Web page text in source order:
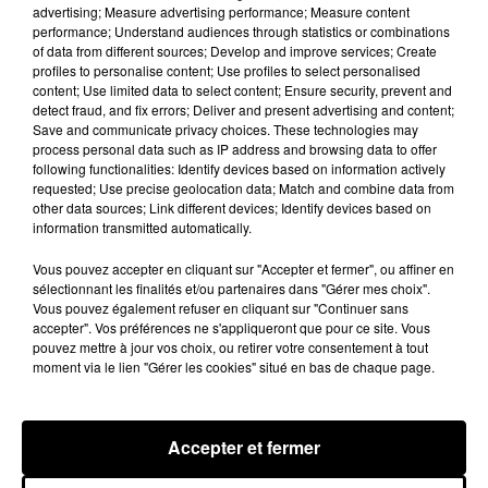
Publié : 5 juillet 2018 à 8h15 par Clément Gwizdz
Fil actus
5 août 2026
Coulda Shoulda Woulda »
advertising; Measure advertising performance; Measure content
performance; Understand audiences through statistics or combinations
of data from different sources; Develop and improve services; Create
profiles to personalise content; Use profiles to select personalised
content; Use limited data to select content; Ensure security, prevent and
detect fraud, and fix errors; Deliver and present advertising and content;
Save and communicate privacy choices. These technologies may
process personal data such as IP address and browsing data to offer
following functionalities: Identify devices based on information actively
requested; Use precise geolocation data; Match and combine data from
other data sources; Link different devices; Identify devices based on
information transmitted automatically.
Vous pouvez accepter en cliquant sur "Accepter et fermer", ou affiner en
sélectionnant les finalités et/ou partenaires dans "Gérer mes choix".
Vous pouvez également refuser en cliquant sur "Continuer sans
accepter". Vos préférences ne s'appliqueront que pour ce site. Vous
pouvez mettre à jour vos choix, ou retirer votre consentement à tout
moment via le lien "Gérer les cookies" situé en bas de chaque page.
Accepter et fermer